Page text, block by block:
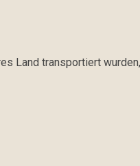
Land transportiert